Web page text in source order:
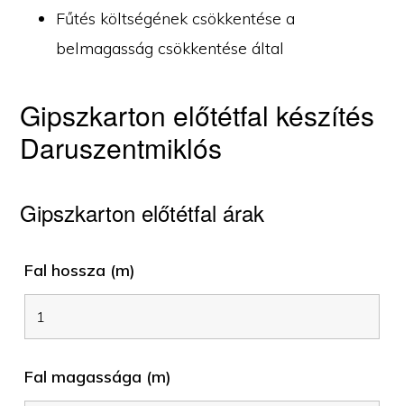
Fűtés költségének csökkentése a
belmagasság csökkentése által
Gipszkarton előtétfal készítés
Daruszentmiklós
Gipszkarton előtétfal árak
Fal hossza (m)
Fal magassága (m)